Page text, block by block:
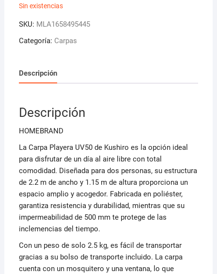
Sin existencias
SKU: MLA1658495445
Categoría: Carpas
Descripción
Descripción
HOMEBRAND
La Carpa Playera UV50 de Kushiro es la opción ideal
para disfrutar de un día al aire libre con total
comodidad. Diseñada para dos personas, su estructura
de 2.2 m de ancho y 1.15 m de altura proporciona un
espacio amplio y acogedor. Fabricada en poliéster,
garantiza resistencia y durabilidad, mientras que su
impermeabilidad de 500 mm te protege de las
inclemencias del tiempo.
Con un peso de solo 2.5 kg, es fácil de transportar
gracias a su bolso de transporte incluido. La carpa
cuenta con un mosquitero y una ventana, lo que